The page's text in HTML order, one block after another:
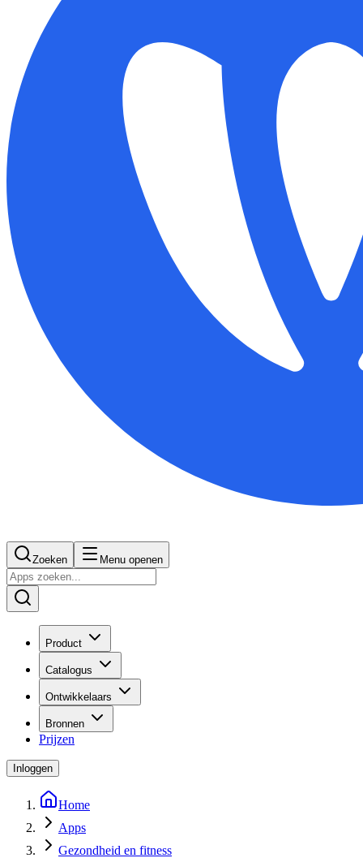
Zoeken Menu openen
Product
Catalogus
Ontwikkelaars
Bronnen
Prijzen
Inloggen
Home
Apps
Gezondheid en fitness